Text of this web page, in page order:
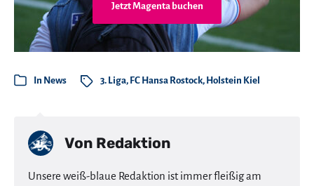
Jetzt Magenta buchen
In News 3. Liga, FC Hansa Rostock, Holstein Kiel
Von Redaktion
Unsere weiß-blaue Redaktion ist immer fleißig am